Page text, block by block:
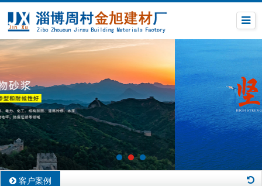
客户案例